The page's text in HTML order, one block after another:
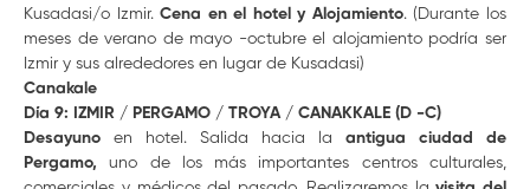
Kusadasi/o Izmir.Cena en el hotel y Alojamiento. (Durante los
meses de verano de mayo -octubre el alojamiento podría ser
Izmir y sus alrededores en lugar de Kusadasi)
Canakale
Día 9: IZMIR / PERGAMO / TROYA / CANAKKALE (D -C)
Desayuno en hotel. Salida hacia la antigua ciudad de
Pergamo, uno de los más importantes centros culturales,